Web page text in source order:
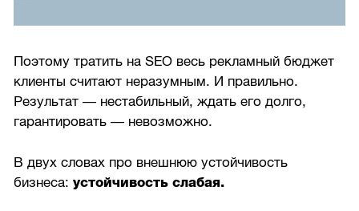
Поэтому тратить на SEO весь рекламный бюджет
клиенты считают неразумным. И правильно.
Результат — нестабильный, ждать его долго,
гарантировать — невозможно.
В двух словах про внешнюю устойчивость
бизнеса:устойчивость слабая.